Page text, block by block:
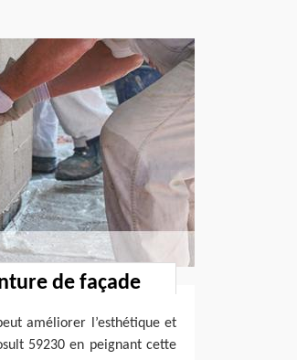
de façade
améliorer l’esthétique et
59230 en peignant cette